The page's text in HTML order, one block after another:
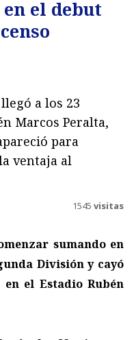
el debut
a los 23
Marcos Peralta,
para
ventaja al
1545 visitas
sumando en
División y cayó
el Estadio Rubén